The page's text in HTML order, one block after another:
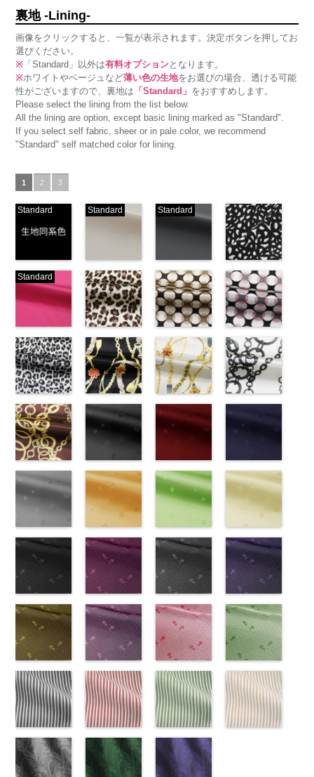
裏地 -Lining-
画像をクリックすると、一覧が表示されます。決定ボタンを押してお
選びください。
※ 「Standard」以外は有料オプションとなります。
※ホワイトやベージュなど薄い色の生地をお選びの場合、透ける可能
性がございますので、裏地は 「Standard」 をおすすめします。
Please select the lining from the list below.
All the lining are option, except basic lining marked as "Standard".
If you select self fabric, sheer or in pale color, we recommend
"Standard" self matched color for lining.
1 2 3
(-/TK)
http://www.anys.co.jp/wp-
content/uploads/2013/04/jpg
ステル100％
CHARALIST、
d.、
DOLCELABY、
JEANNE、
LUNAMARY、
LUNAMARY
ラージサイ
Macolina、
NUDE、
pinkywolman
Standard
(221/OT)
http://www.anys.co.jp/wp-
content/uploads/2013/04/221.jpg
221 ベージュ
ステル100％
CHARALIST、
d.、
DOLCELABY、
JEANNE、
LUNAMARY、
LUNAMARY
ラージサイ
Macolina、
NUDE、
pinkywolman
Standard
(19/OT)
http://www.anys.co.jp/wp-
content/uploads/2013/02/19.jpg
19 ブラック
ステル100％
CHARALIST、
d.、
DOLCELABY、
JEANNE、
LUNAMARY、
LUNAMARY
ラージサイ
Macolina、
NUDE、
pinkywolman
Standard
ワイト模様
(KKP3601-
24-C)
http://
24-c.jpg
KKP3601-24-
C ブラック×
ホワイト
テル100％
DOLCELABY、
FairyRose
(777/OT)
http://www.anys.co.jp/wp-
content/uploads/2013/08/777.jpg
777 ピンク
ステル100％
CHARALIST、
d.、
DOLCELABY、
JEANNE、
LUNAMARY、
LUNAMARY
ラージサイ
Macolina、
NUDE、
pinkywolman
Standard
ブラウン
(KKP1092-
55-B/UN)
http://www.anys.co.jp/wp-
55-b.jpg
KKP1092-55-
ブラウン
レオパード柄
100％
DOLCELABY
6000
柄ベージュ
(KKP1092-
93-C/UN)
http://www.anys.co.jp/wp-
93-c.jpg
KKP1092-93-
ベージュ
幾何学ドット
テル100％
DOLCELABY
柄ピンク
(KKP1092-
93-D/UN)
http://
93-d.jpg
KKP1092-93-
ピンク
100％
DOLCELABY
グレー
(KKP1092-
55-C/UN)
http://www.anys.co.jp/wp-
55-c.jpg
KKP1092-55-
グレー
オパード柄
100％
DOLCELABY
6000
ト柄ブラック
(KKP1092-
137-D/UN)
http://www.anys.co.jp/wp-
137-d.jpg
KKP1092-
137-D ブラッ
チェーン
リエステル
100％
DOLCELABY
6000
ト柄ホワイト
(KKP1092-
137-A/UN)
http://www.anys.co.jp/wp-
137-a.jpg
KKP1092-
ホワイ
チェーン
リエステル
100％
DOLCELABY
6000
ワイト
(KKP2090-
145-A/UN)
145-a.jpg
KKP2090-
ホワイ
チェーン
テル100％
DOLCELABY
6000
ラウン
(KKP21090-
145-B/UN)
http://www.anys.co.jp/wp-
145-b.jpg
KKP2090-
145-B
ブラウ
チェーン
テル100％
DOLCELABY
6000
(AK203-
55/LT)
http://www.anys.co.jp/wp-
content/uploads/2013/05/ak203-
AK203-55 ブ
ラック
花柄
キュプラ
100％
FairyRose
6000
(AK203-
51/LT)
http://www.anys.co.jp/wp-
content/uploads/2013/05/ak203-
AK203-51 レ
ッド
花柄
キ
ュプラ100％
DOLCELABY、
6000
(AK203-
50/LT)
http://
content/uploads/
AK203-50 ネ
イビー
キュプラ
100％
FairyRose
6000
(AK203-
31/LT)
http://www.anys.co.jp/wp-
content/uploads/2013/05/ak203-
AK203-31 グ
レー 花柄 キ
ュプラ100％
DOLCELABY、
6000
(AK203-
29/LT)
http://www.anys.co.jp/wp-
content/uploads/2013/05/ak203-
AK203-29 オ
レンジ
花柄
キュプラ
100％
FairyRose
6000
(AK203-
27/LT)
http://www.anys.co.jp/wp-
content/uploads/2013/05/ak203-
AK203-27 グ
リーン 花柄
キュプラ
100％
FairyRose
6000
(AK203-
11/LT)
http://
content/uploads/
11 ベージュ
花柄 キュプ
ラ100％
DOLCELABY、
6000
ラック
(AK201-
55/LT)
http://www.anys.co.jp/wp-
55.jpg
AK201-55 ブ
ラック 花柄
ドット キュ
DOLCELABY、
FairyRose
6000
ンク(AK201-
53/LT)
http://www.anys.co.jp/wp-
content/uploads/2013/05/ak201-
AK201-53 ピ
ンク 花柄ド
ット キュプ
ラ100％
FairyRose
6000
レー(AK201-
52/LT)
http://www.anys.co.jp/wp-
content/uploads/2013/04/ak201-
AK201-52 グ
レー 花柄ド
ット キュプ
ラ100％
FairyRose
6000
イビー
(AK201-
50/LT)
http://
50.jpg
AK201-50 ネ
イビー 花柄
ドット キュ
エロー
(AK201-
34/LT)
http://www.anys.co.jp/wp-
34.jpg
AK201-34 イ
エロー 花柄
ープル
(AK201-
33/LT)
http://www.anys.co.jp/wp-
33.jpg
AK201-33 パ
ープル 花柄
ッド(AK201-
29/LT)
http://www.anys.co.jp/wp-
content/uploads/2013/04/ak201-
AK201-29 レ
ッド 花柄ド
ット キュプ
リーン
(AK201-
27/LT)
http://
ライプブラッ
ク(AKL5300-
5/LT)
ライプレッド
(AKL5300-
4/LT)
ライプグリー
ン(AKL5300-
3/LT)